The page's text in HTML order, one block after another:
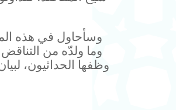
وسأحاول في هذه
وما ولدّه من التناقض
وظفها الحداثيون،